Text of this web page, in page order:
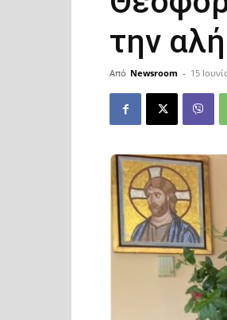
την
Από Newsroom - 15